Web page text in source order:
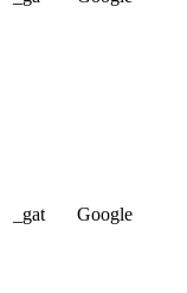
_gat Google